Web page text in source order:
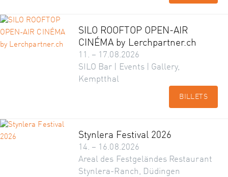
SILO ROOFTOP OPEN-AIR
CINÉMA by Lerchpartner.ch
11. – 17.08.2026
SILO Bar | Events | Gallery,
Kemptthal
BILLETS
Stynlera Festival 2026
14. – 16.08.2026
Areal des Festgeländes Restaurant
Stynlera-Ranch, Düdingen